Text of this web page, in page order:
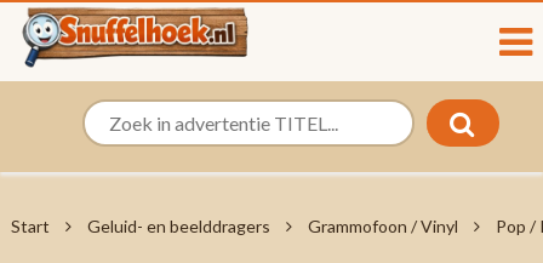
Start Geluid- en beelddragers Grammofoon / Vinyl Pop /